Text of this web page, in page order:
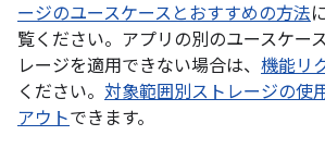
ージのユースケースとおすすめの方法
覧ください。アプリの別のユースケー
レージを適用できない場合は、 機能リ
ください。 対象範囲別ストレージの使
アウトできます。